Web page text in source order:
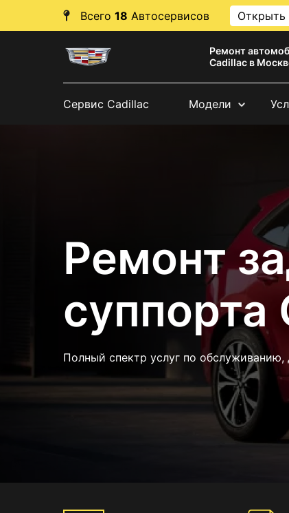
Всего 18 Автосервисов Открыть
Ремонт
Cadillac в
Сервис Cadillac Модели
Ремонт
суппорта
Полный спектр услуг по обслуживанию,